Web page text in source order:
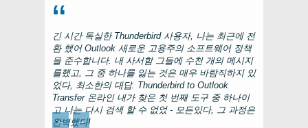
긴 시간 독실한 Thunderbird사용자, 나는 최근에 전
환 했어 Outlook 새로운 고용주의 소프트웨어 정책
을 준수합니다. 내 사서함 그들에 수천 개의 메시지
를했고, 그 중 하나를 잃는 것은 매우 바람직하지 있
었다, 최소한의 대답. Thunderbird to Outlook
Transfer온라인 내가 찾은 첫 번째 도구 중 하나이
고 나는 다시 검색 할 수 없었 - 모든있다, 그 과정은
완벽했다!
← →